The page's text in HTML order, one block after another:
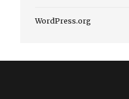
WordPress.org